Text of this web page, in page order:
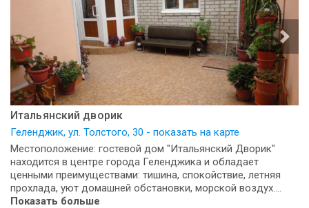
Итальянский дворик
Геленджик, ул. Толстого, 30 - показать на карте
Местоположение: гостевой дом "Итальянский Дворик"
находится в центре города Геленджика и обладает
ценными преимуществами: тишина, спокойствие, летняя
прохлада, уют домашней обстановки, морской воздух....
Показать больше